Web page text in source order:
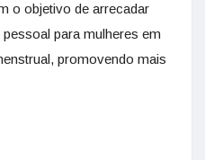
o objetivo de arrecadar
para mulheres em
promovendo mais